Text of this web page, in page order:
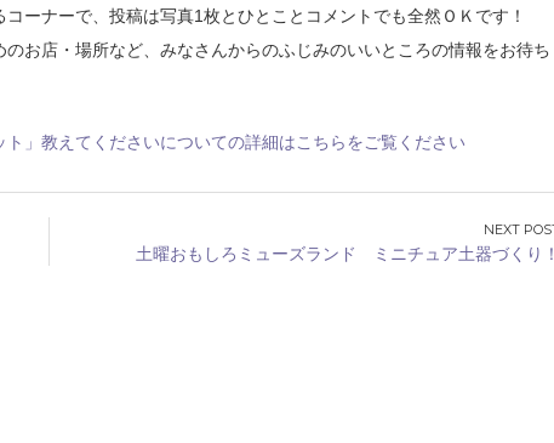
ーナーで、投稿は写真1枚とひとことコメントでも全然ＯＫです！
のお店・場所など、みなさんからのふじみのいいところの情報をお待ち
ト」教えてくださいについての詳細はこちらをご覧ください
土曜おもしろミューズランド ミニチュア土器づくり！